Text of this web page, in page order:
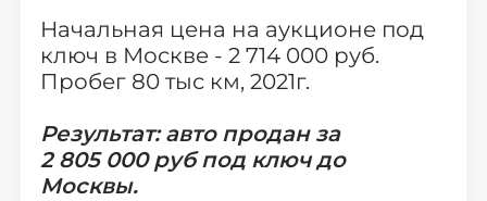
Заказать звонок
(офис: г. Видное, ул. Донбасская д. 2
стр.1)
Начальная цена на аукционе под
ключ в Москве - 2 714 000 руб.
Пробег 80 тыс км, 2021г.
Результат: авто продан за
2805000 руб под ключ до
Москвы.